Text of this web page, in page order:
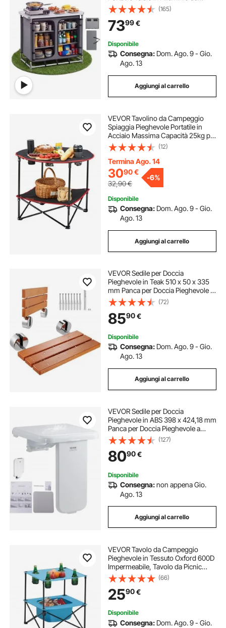
Esterno Postazione Compatta da
Campeggio Picnic Viaggio Feste
all'Aperto 6 Ripiani Borsa da
Trasporto
(165)
7399€
Disponibile
Consegna: Dom. Ago. 9 - Gio.
Ago. 13
Aggiungi al carrello
VEVOR Tavolino da Campeggio
Spiaggia Pieghevole Portatile in
Acciaio Massima Capacità 25kg per
Viaggio Escursione Picnic Pesca,
Tavolino Doppio Ripiano Portatile
Pieghevole Tessuto Oxford 600D
2,3kg
(12)
Termina Ago. 14
3090€
32,90€
-6%
Disponibile
Consegna: Dom. Ago. 9 - Gio.
Ago. 13
Aggiungi al carrello
VEVOR Sedile per Doccia
Pieghevole in Teak 510 x 50 x 335
mm Panca per Doccia Pieghevole a
Parete con Capacità 199,58 kg
Sedia da Doccia Pieghevole Salva
Spazio, per Anziani Donne Incinte
Bambini
(72)
8590€
Disponibile
Consegna: Dom. Ago. 9 - Gio.
Ago. 13
Aggiungi al carrello
VEVOR Sedile per Doccia
Pieghevole in ABS 398 x 424,18 mm
Panca per Doccia Pieghevole a
Parete con Capacità 200 kg Sedia
da Doccia Pieghevole Salva spazio
per Anziani Donne Incinte Bambini
Adulti
(127)
8090€
Disponibile
Consegna:non appena Gio.
Ago. 13
Aggiungi al carrello
VEVOR Tavolo da Campeggio
Pieghevole in Tessuto Oxford 600D
Impermeabile, Tavolo da Picnic
Portatile e Leggero per Esterni con
4 Portabicchieri e Borsa per
Trasporto, per Picnic in
Campeggio, Blu
(66)
2590€
Disponibile
Consegna: Dom. Ago. 9 - Gio.